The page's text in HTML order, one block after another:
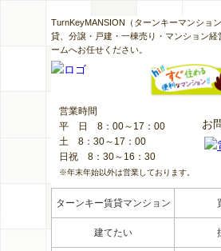
TurnKeyMANSION（ターンキーマンショ
貸、分譲・戸建・一棟売り・マンション経
ームへお任せください。
お
営業時間
平日 8：00～17：00
土 8：30～17：00
日祝 8：30～16：30
※年末年始以外は営業しております。
ターンキー賃貸マンション
建てたい